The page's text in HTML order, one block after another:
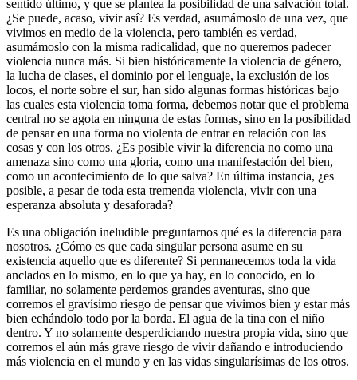
sentido último, y que se plantea la posibilidad de una salvación total.
¿Se puede, acaso, vivir así? Es verdad, asumámoslo de una vez, que
vivimos en medio de la violencia, pero también es verdad,
asumámoslo con la misma radicalidad, que no queremos padecer
violencia nunca más. Si bien históricamente la violencia de género,
la lucha de clases, el dominio por el lenguaje, la exclusión de los
locos, el norte sobre el sur, han sido algunas formas históricas bajo
las cuales esta violencia toma forma, debemos notar que el problema
central no se agota en ninguna de estas formas, sino en la posibilidad
de pensar en una forma no violenta de entrar en relación con las
cosas y con los otros. ¿Es posible vivir la diferencia no como una
amenaza sino como una gloria, como una manifestación del bien,
como un acontecimiento de lo que salva? En última instancia, ¿es
posible, a pesar de toda esta tremenda violencia, vivir con una
esperanza absoluta y desaforada?
Es una obligación ineludible preguntarnos qué es la diferencia para
nosotros. ¿Cómo es que cada singular persona asume en su
existencia aquello que es diferente? Si permanecemos toda la vida
anclados en lo mismo, en lo que ya hay, en lo conocido, en lo
familiar, no solamente perdemos grandes aventuras, sino que
corremos el gravísimo riesgo de pensar que vivimos bien y estar más
bien echándolo todo por la borda. El agua de la tina con el niño
dentro. Y no solamente desperdiciando nuestra propia vida, sino que
corremos el aún más grave riesgo de vivir dañando e introduciendo
más violencia en el mundo y en las vidas singularísimas de los otros.